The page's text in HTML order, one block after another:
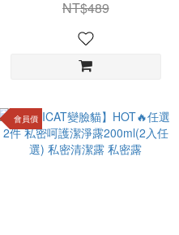
NT$489
會員價